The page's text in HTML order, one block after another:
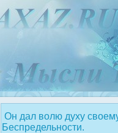
Он дал волю духу
Беспредельности.